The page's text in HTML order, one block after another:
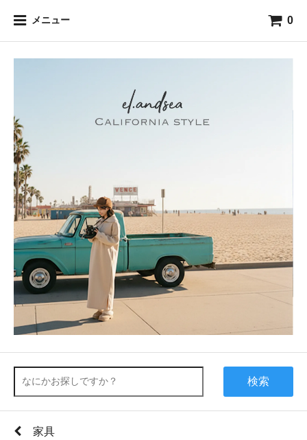
メニュー 0
検索
家具